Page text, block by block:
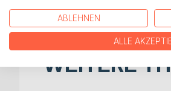
WEITERE
ABLEHNEN
ALLE